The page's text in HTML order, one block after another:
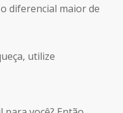
diferencial maior de
utilize